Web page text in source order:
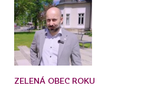
ZELENÁ OBEC ROKU